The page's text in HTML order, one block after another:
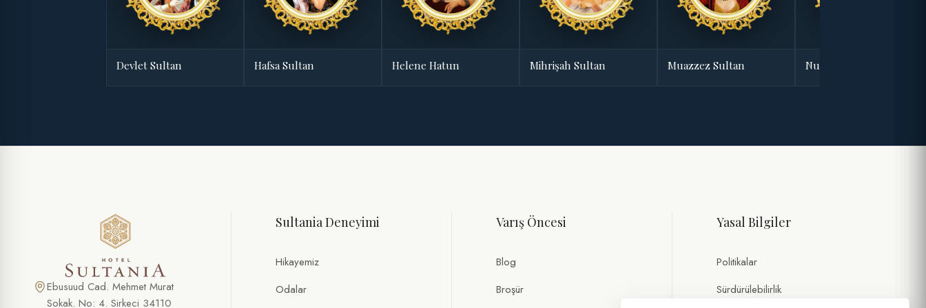
Devlet Sultan Hafsa Sultan Helene Hatun Mihrişah Sultan Muazzez Sultan Nurbanu Sultan
Ebusuud Cad. Mehmet Murat
Sokak. No: 4. Sirkeci 34110
Sultania Deneyimi
Hikayemiz
Odalar
Varış Öncesi
Blog
Broşür
Yasal Bilgiler
Politikalar
Sürdürülebilirlik